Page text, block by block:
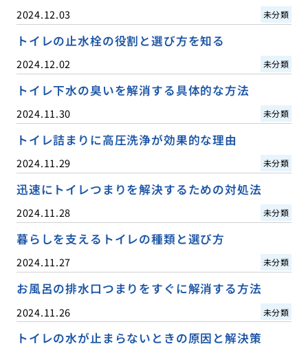
2024.12.03 未分類
トイレの止水栓の役割と選び方を知る
2024.12.02 未分類
トイレ下水の臭いを解消する具体的な方法
2024.11.30 未分類
トイレ詰まりに高圧洗浄が効果的な理由
2024.11.29 未分類
迅速にトイレつまりを解決するための対処法
2024.11.28 未分類
暮らしを支えるトイレの種類と選び方
2024.11.27 未分類
お風呂の排水口つまりをすぐに解消する方法
2024.11.26 未分類
トイレの水が止まらないときの原因と解決策